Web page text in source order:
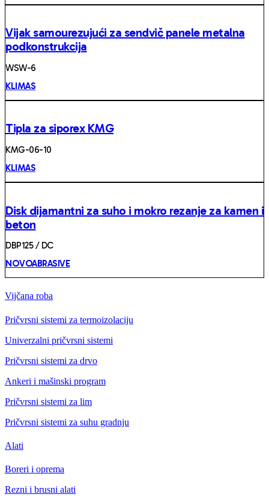
Vijak samourezujući za sendvič panele metalna
podkonstrukcija
WSW-6
KLIMAS
Tipla za siporex KMG
KMG-06-10
KLIMAS
Disk dijamantni za suho i mokro rezanje za kamen i
beton
DBP125 / DC
NOVOABRASIVE
Vijčana roba
Pričvrsni sistemi za termoizolaciju
Univerzalni pričvrsni sistemi
Pričvrsni sistemi za drvo
Ankeri i mašinski program
Pričvrsni sistemi za lim
Pričvrsni sistemi za suhu gradnju
Alati
Boreri i oprema
Rezni i brusni alati